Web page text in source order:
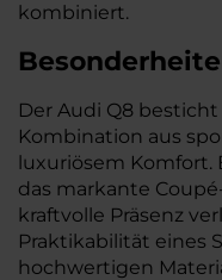
kombiniert.
Der Audi Q8
Kombination aus
luxuriösem Komfort.
das markante
kraftvolle Präsenz
Praktikabilität eines
hochwertigen